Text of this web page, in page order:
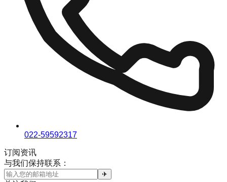
022-59592317
订阅资讯
与我们保持联系：
✈